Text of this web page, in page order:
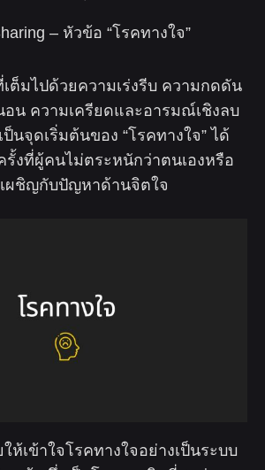
– หัวข้อ “โรคทางใจ”
ต็มไปด้วยความเร่งรีบ ความกดดัน
น ความเครียดและอารมณ์เชิงลบ
นจุดเริ่มต้นของ “โรคทางใจ” ได้
งที่ผู้คนไม่ตระหนักว่าตนเองหรือ
ผชิญกับปัญหาด้านจิตใจ
ห้เข้าใจโรคทางใจอย่างเป็นระบบ